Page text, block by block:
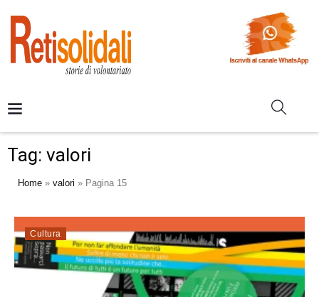
Tag: valori
Home » valori » Pagina 15
Cultura